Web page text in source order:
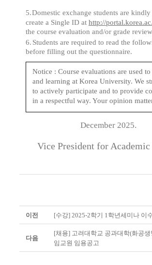
5.Domestic exchange students are kindly
create a Single ID at http://
the course evaluation and/or grade
6. Students are required to read the
before filling out the questionnaire.
Notice : Course evaluations are used
and learning at Korea University. We
to actively participate and to provide
in a respectful way. Your opinion
December 2025.
Vice President for
이전 [수강] 2025-2학기 1학년세미나 이
다음
[채용] 고려대학교 공과대학(화공생
임교원 임용공고